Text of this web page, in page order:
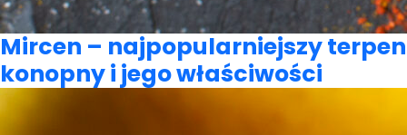
Mircen – najpopularniejszy terpen
konopny i jego właściwości